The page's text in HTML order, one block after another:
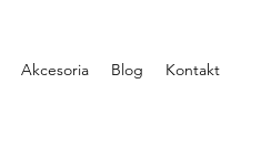
Akcesoria Blog Kontakt